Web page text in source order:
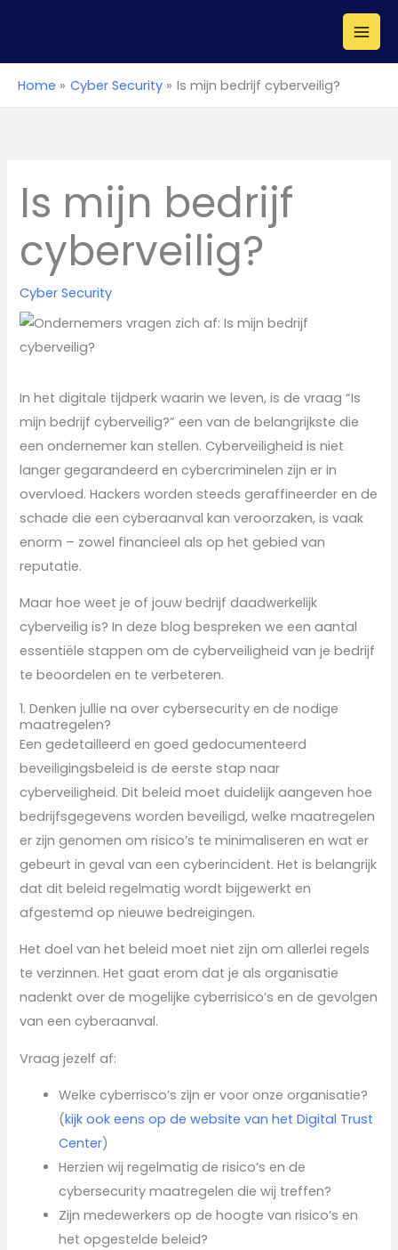
de
inhoud
Home Cyber Security Is mijn bedrijf cyberveilig?
Is mijn bedrijf
cyberveilig?
Cyber Security
In het digitale tijdperk waarin we leven, is de vraag “Is
mijn bedrijf cyberveilig?” een van de belangrijkste die
een ondernemer kan stellen. Cyberveiligheid is niet
langer gegarandeerd en cybercriminelen zijn er in
overvloed. Hackers worden steeds geraffineerder en de
schade die een cyberaanval kan veroorzaken, is vaak
enorm – zowel financieel als op het gebied van
reputatie.
Maar hoe weet je of jouw bedrijf daadwerkelijk
cyberveilig is? In deze blog bespreken we een aantal
essentiële stappen om de cyberveiligheid van je bedrijf
te beoordelen en te verbeteren.
1. Denken jullie na over cybersecurity en de nodige
maatregelen?
Een gedetailleerd en goed gedocumenteerd
beveiligingsbeleid is de eerste stap naar
cyberveiligheid. Dit beleid moet duidelijk aangeven hoe
bedrijfsgegevens worden beveiligd, welke maatregelen
er zijn genomen om risico’s te minimaliseren en wat er
gebeurt in geval van een cyberincident. Het is belangrijk
dat dit beleid regelmatig wordt bijgewerkt en
afgestemd op nieuwe bedreigingen.
Het doel van het beleid moet niet zijn om allerlei regels
te verzinnen. Het gaat erom dat je als organisatie
nadenkt over de mogelijke cyberrisico’s en de gevolgen
van een cyberaanval.
Vraag jezelf af:
Welke cyberrisco’s zijn er voor onze organisatie?
(kijk ook eens op de website van het Digital Trust
Center)
Herzien wij regelmatig de risico’s en de
cybersecurity maatregelen die wij treffen?
Zijn medewerkers op de hoogte van risico’s en
het opgestelde beleid?